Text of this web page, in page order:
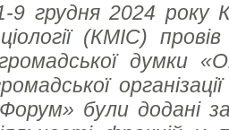
9 грудня 2024 року
(КМІС) провів
думки
були додані